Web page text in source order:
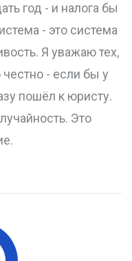
год - и налога бы
- это система
Я уважаю тех,
- если бы у
пошёл к юристу.
Это